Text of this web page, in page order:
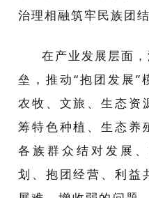
治理相融筑牢民族团结
在产业发展层面
垒，推动“抱团发展”
农牧、文旅、生态资
筹特色种植、生态养
各族群众结对发展
划、抱团经营、利益